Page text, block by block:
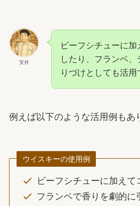
安井
ビーフシチューに加
したり、フランベ、
りづけとしても活用
例えば以下のような活用例もあ
ウイスキーの使用例
ビーフシチューに加えて
フランベで香りを劇的に